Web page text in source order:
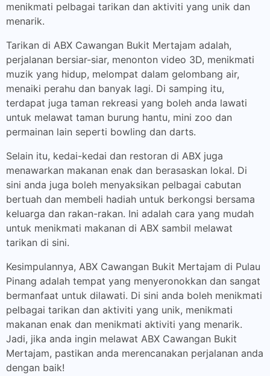
menikmati pelbagai tarikan dan aktiviti yang unik dan
menarik.
Tarikan di ABX Cawangan Bukit Mertajam adalah,
perjalanan bersiar-siar, menonton video 3D, menikmati
muzik yang hidup, melompat dalam gelombang air,
menaiki perahu dan banyak lagi. Di samping itu,
terdapat juga taman rekreasi yang boleh anda lawati
untuk melawat taman burung hantu, mini zoo dan
permainan lain seperti bowling dan darts.
Selain itu, kedai-kedai dan restoran di ABX juga
menawarkan makanan enak dan berasaskan lokal. Di
sini anda juga boleh menyaksikan pelbagai cabutan
bertuah dan membeli hadiah untuk berkongsi bersama
keluarga dan rakan-rakan. Ini adalah cara yang mudah
untuk menikmati makanan di ABX sambil melawat
tarikan di sini.
Kesimpulannya, ABX Cawangan Bukit Mertajam di Pulau
Pinang adalah tempat yang menyeronokkan dan sangat
bermanfaat untuk dilawati. Di sini anda boleh menikmati
pelbagai tarikan dan aktiviti yang unik, menikmati
makanan enak dan menikmati aktiviti yang menarik.
Jadi, jika anda ingin melawat ABX Cawangan Bukit
Mertajam, pastikan anda merencanakan perjalanan anda
dengan baik!